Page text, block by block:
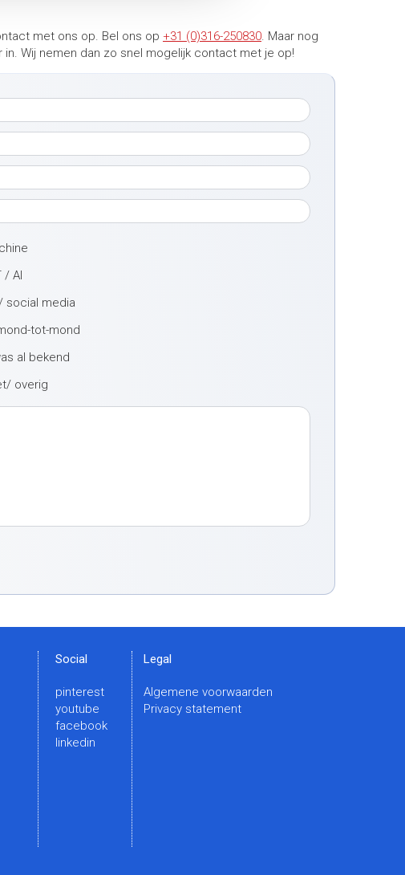
met ons op. Bel ons op +31 (0)316-250830. Maar nog
Wij nemen dan zo snel mogelijk contact met je op!
/ AI
social media
tot-mond
al bekend
overig
Social
pinterest
youtube
facebook
linkedin
Legal
Algemene voorwaarden
Privacy statement